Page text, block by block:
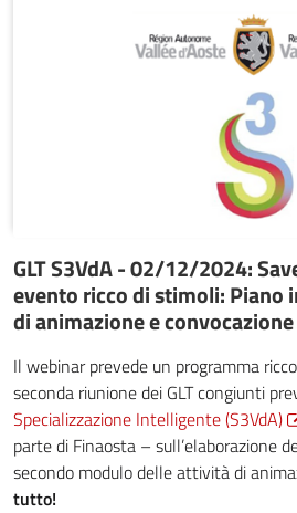
GLT S3VdA - 02/12/2024:
evento ricco di stimoli: Piano
di animazione e
Il webinar prevede un programma
seconda riunione dei GLT congiunti
Specializzazione Intelligente (S3VdA)
parte di Finaosta – sull’elaborazione
secondo modulo delle attività di
tutto!